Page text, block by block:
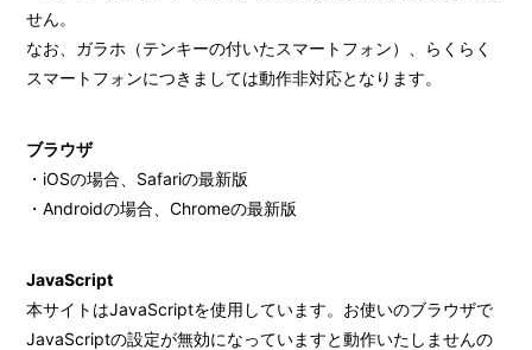
せん。
なお、ガラホ（テンキーの付いたスマートフォン）、らくらく
スマートフォンにつきましては動作非対応となります。
ブラウザ
・iOSの場合、Safariの最新版
・Androidの場合、Chromeの最新版
JavaScript
本サイトはJavaScriptを使用しています。お使いのブラウザで
JavaScriptの設定が無効になっていますと動作いたしませんの